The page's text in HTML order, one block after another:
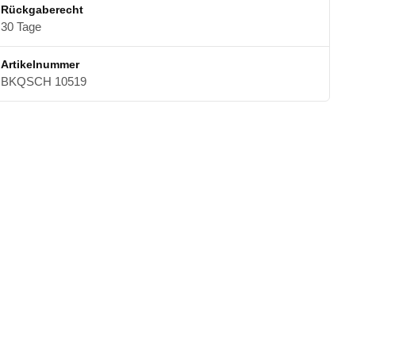
Rückgaberecht
30 Tage
Artikelnummer
BKQSCH 10519